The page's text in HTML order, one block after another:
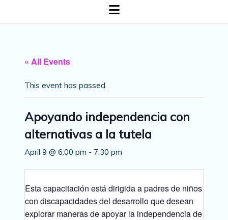
open
« All Events
This event has passed.
Apoyando independencia con
alternativas a la tutela
April 9 @ 6:00 pm - 7:30 pm
Esta capacitación está dirigida a padres de niños
con discapacidades del desarrollo que desean
explorar maneras de apoyar la independencia de